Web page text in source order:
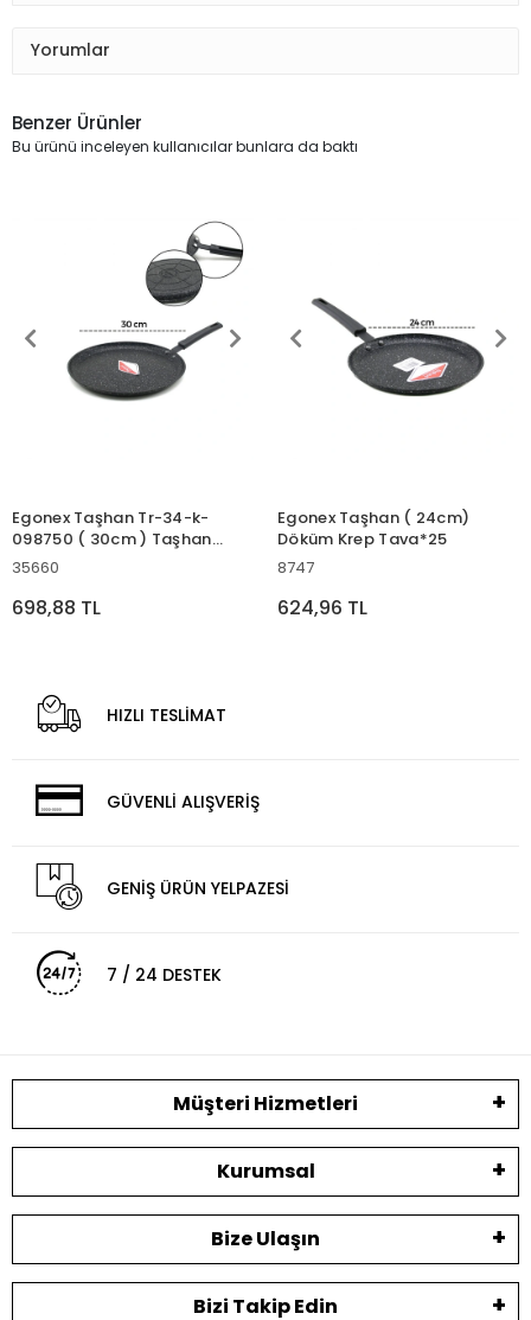
Yorumlar
Benzer Ürünler
Bu ürünü inceleyen kullanıcılar bunlara da baktı
Egonex Taşhan Tr-34-k-
098750 ( 30cm ) Taşhan
Döküm Krep Tava*20
35660
698,88 TL
Egonex Taşhan ( 24cm)
Döküm Krep Tava*25
8747
624,96 TL
HIZLI TESLİMAT
GÜVENLİ ALIŞVERİŞ
GENİŞ ÜRÜN YELPAZESİ
7 / 24 DESTEK
Müşteri Hizmetleri
Kurumsal
Bize Ulaşın
Bizi Takip Edin